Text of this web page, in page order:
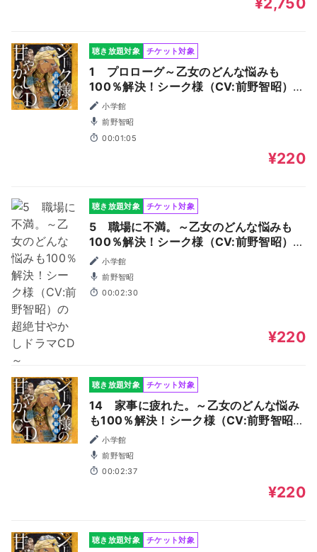
聴き放題対象 チケット対象
1 プロローグ～乙女のどんな悩みも
100％解決！シーク様（CV:前野智昭）の
超絶甘やかしドラマCD～
小学館
前野智昭
00:01:05
¥220
聴き放題対象 チケット対象
5 職場に不満。～乙女のどんな悩みも
100％解決！シーク様（CV:前野智昭）の
超絶甘やかしドラマCD～
小学館
前野智昭
00:02:30
¥220
聴き放題対象 チケット対象
14 家事に疲れた。～乙女のどんな悩み
も100％解決！シーク様（CV:前野智昭）
の超絶甘やかしドラマCD～
小学館
前野智昭
00:02:37
¥220
聴き放題対象 チケット対象